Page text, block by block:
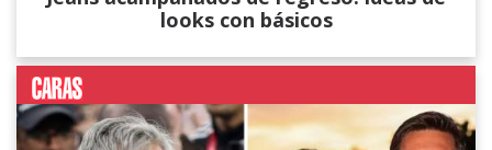
looks con básicos